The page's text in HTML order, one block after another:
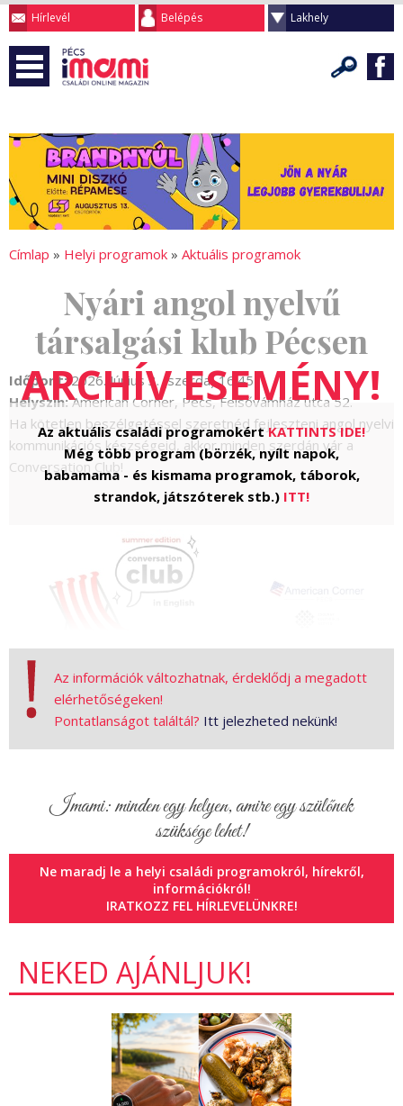
Hírlevél Belépés Lakhely
Címlap » Helyi programok » Aktuális programok
Nyári angol nyelvű
társalgási klub Pécsen
Időpont:2026. Június 3. (szerda) 16:45
Helyszín:American Corner, Pécs, Felsővámház utca 52.
Ha kötetlen beszélgetéssel szeretnéd fejleszteni angol nyelvi
kommunikációs készségeid, akkor minden szerdán vár a
Conversation Club!
Az aktuális családi programokértKATTINTS IDE!
Még több program (börzék, nyílt napok,
babamama - és kismama programok, táborok,
strandok, játszóterek stb.) ITT!
amerikai angol
jó társaság
biztonságos környezet
Ingyenes!
Join our summer edition Conversation Club in August in our
cool, air-conditioned facility to practice your English language
Az információk változhatnak, érdeklődj a megadott
elérhetőségeken!
Pontatlanságot találtál? Itt jelezheted nekünk!
Imami: minden egy helyen, amire egy szülőnek
szüksége lehet!
Ne maradj le a helyi családi programokról, hírekről,
információkról!
IRATKOZZ FEL HÍRLEVELÜNKRE!
NEKED AJÁNLJUK!